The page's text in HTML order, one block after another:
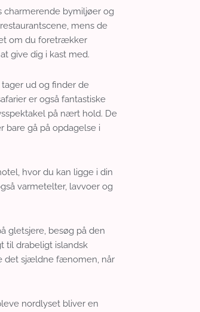
charmerende bymiljøer og
mens de
om du foretrækker
give dig i kast med.
ud og finder de
er også fantastiske
på nært hold. De
bare gå på opdagelse i
hvor du kan ligge i din
varmetelter, lavvoer og
gletsjere, besøg på den
til drabeligt islandsk
det sjældne fænomen, når
nordlyset bliver en